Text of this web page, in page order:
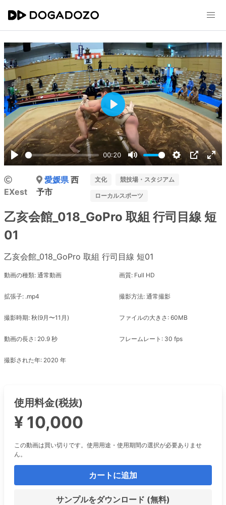
Play
00:20
Mute Settings
PIP
Play
EXest
愛媛県西
予市
文化 競技場・スタジアム
ローカルスポーツ
乙亥会館_018_GoPro 取組 行司目線 短
01
乙亥会館_018_GoPro 取組 行司目線 短01
動画の種類: 通常動画 画質: Full HD
拡張子: .mp4 撮影方法: 通常撮影
撮影時期: 秋(9月〜11月) ファイルの大きさ: 60MB
動画の長さ: 20.9 秒 フレームレート: 30 fps
撮影された年: 2020 年
使用料金(税抜)
¥ 10,000
この動画は買い切りです。使用用途・使用期間の選択が必要ありませ
ん。
カートに追加
サンプルをダウンロード (無料)